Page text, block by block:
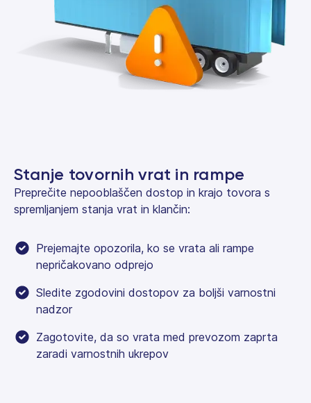
Stanje tovornih vrat in rampe
Preprečite nepooblaščen dostop in krajo tovora s
spremljanjem stanja vrat in klančin:
Prejemajte opozorila, ko se vrata ali rampe
nepričakovano odprejo
Sledite zgodovini dostopov za boljši varnostni
nadzor
Zagotovite, da so vrata med prevozom zaprta
zaradi varnostnih ukrepov